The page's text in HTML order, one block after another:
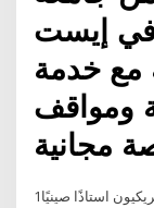
في إيست
مع خدمة
ومواقف
مجانية
1‏‏/6‏‏/1442 بعد الهجرة اتهم المدعون العامون الامريكيون استاذًا صينيًا